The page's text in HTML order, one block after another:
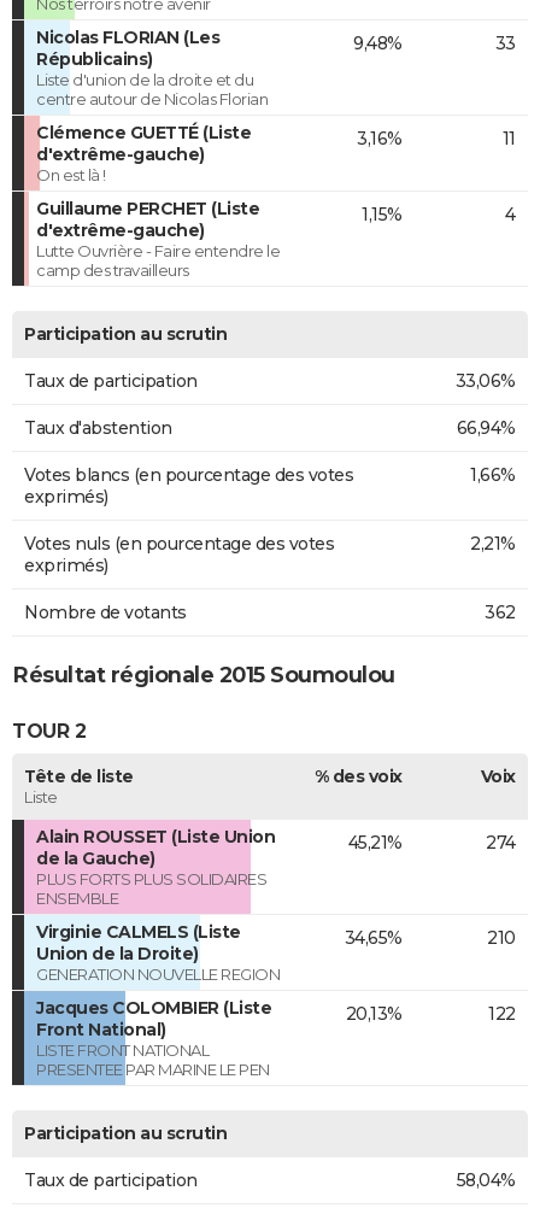
Nicolas FLORIAN (Les
Républicains)
Liste d'union de la droite et du
centre autour de Nicolas Florian
9,48% 33
Clémence GUETTÉ (Liste
d'extrême-gauche)
On est là !
3,16% 11
Guillaume PERCHET (Liste
d'extrême-gauche)
Lutte Ouvrière - Faire entendre le
camp des travailleurs
1,15% 4
Participation au scrutin
Taux de participation 33,06%
Taux d'abstention 66,94%
Votes blancs (en pourcentage des votes
exprimés)
1,66%
Votes nuls (en pourcentage des votes
exprimés)
2,21%
Nombre de votants 362
Résultat régionale 2015 Soumoulou
TOUR 2
Tête de liste
Liste
% des voix Voix
Alain ROUSSET (Liste Union
de la Gauche)
PLUS FORTS PLUS SOLIDAIRES
ENSEMBLE
45,21% 274
Virginie CALMELS (Liste
Union de la Droite)
GENERATION NOUVELLE REGION
34,65% 210
Jacques COLOMBIER (Liste
Front National)
LISTE FRONT NATIONAL
PRESENTEE PAR MARINE LE PEN
20,13% 122
Participation au scrutin
Taux de participation 58,04%